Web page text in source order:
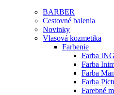
BARBER
Cestovné balenia
Novinky
Vlasová kozmetika
Farbenie
Farba ING
Farba
Farba
Farba
Farebné